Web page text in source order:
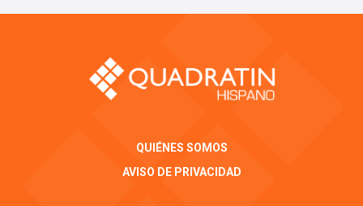
QUIÉNES SOMOS
AVISO DE PRIVACIDAD